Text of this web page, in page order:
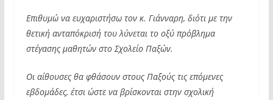
Επιθυμώ να ευχαριστήσω τον κ. Γιάνναρη, διότι με την
θετική ανταπόκρισή του λύνεται το οξύ πρόβλημα
στέγασης μαθητών στο Σχολείο Παξών.
Οι αίθουσες θα φθάσουν στους Παξούς τις επόμενες
εβδομάδες, έτσι ώστε να βρίσκονται στην σχολική